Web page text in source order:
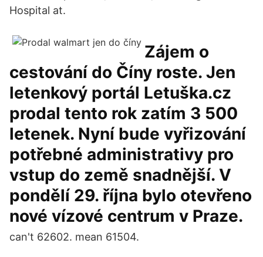
Hospital at.
Zájem o
cestování do Číny roste. Jen
letenkový portál Letuška.cz
prodal tento rok zatím 3 500
letenek. Nyní bude vyřizování
potřebné administrativy pro
vstup do země snadnější. V
pondělí 29. října bylo otevřeno
nové vízové centrum v Praze.
can't 62602. mean 61504.